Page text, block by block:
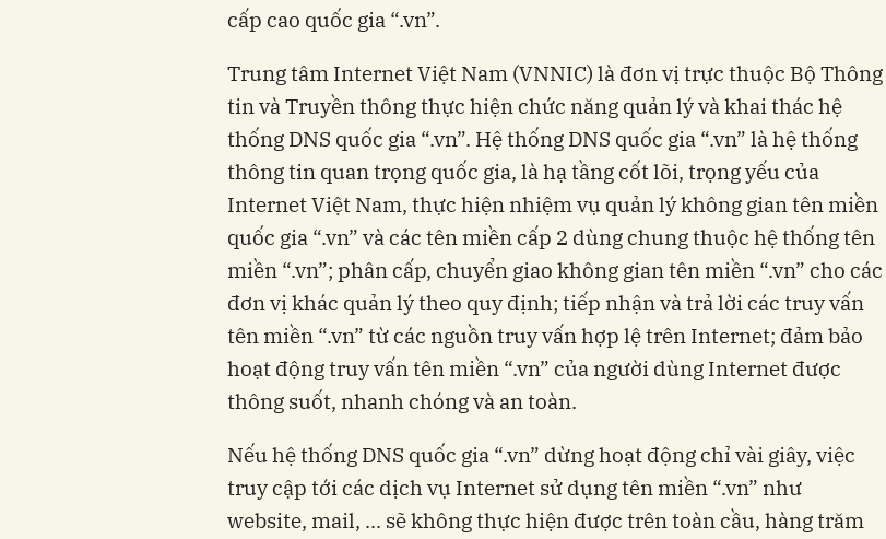
cấp cao quốc gia “.vn”.
Trung tâm Internet Việt Nam (VNNIC) là đơn vị trực thuộc Bộ Thông
tin và Truyền thông thực hiện chức năng quản lý và khai thác hệ
thống DNS quốc gia “.vn”. Hệ thống DNS quốc gia “.vn” là hệ thống
thông tin quan trọng quốc gia, là hạ tầng cốt lõi, trọng yếu của
Internet Việt Nam, thực hiện nhiệm vụ quản lý không gian tên miền
quốc gia “.vn” và các tên miền cấp 2 dùng chung thuộc hệ thống tên
miền “.vn”; phân cấp, chuyển giao không gian tên miền “.vn” cho các
đơn vị khác quản lý theo quy định; tiếp nhận và trả lời các truy vấn
tên miền “.vn” từ các nguồn truy vấn hợp lệ trên Internet; đảm bảo
hoạt động truy vấn tên miền “.vn” của người dùng Internet được
thông suốt, nhanh chóng và an toàn.
Nếu hệ thống DNS quốc gia “.vn” dừng hoạt động chỉ vài giây, việc
truy cập tới các dịch vụ Internet sử dụng tên miền “.vn” như
website, mail, ... sẽ không thực hiện được trên toàn cầu, hàng trăm